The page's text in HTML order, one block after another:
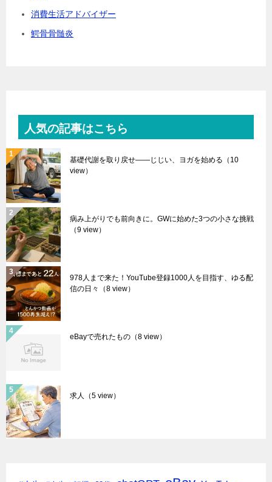
消費生活アドバイザー
鰐骨骨髄炎
人気の記事はこちら
基礎代謝を取り戻せ――じじい、ヨガを始める （10
view）
病み上がりでも前向きに。GWに始めた3つの小さな挑戦
（9 view）
978人まで来た！YouTube登録1000人を目指す、ゆる配
信の日々
（8 view）
eBayで売れたもの （8 view）
求人 （5 view）